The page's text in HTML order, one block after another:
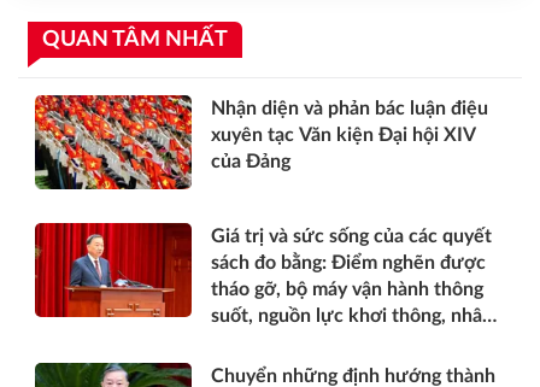
QUAN TÂM NHẤT
Nhận diện và phản bác luận điệu
xuyên tạc Văn kiện Đại hội XIV
của Đảng
Giá trị và sức sống của các quyết
sách đo bằng: Điểm nghẽn được
tháo gỡ, bộ máy vận hành thông
suốt, nguồn lực khơi thông, nhân
hơn*
Chuyển những định hướng thành